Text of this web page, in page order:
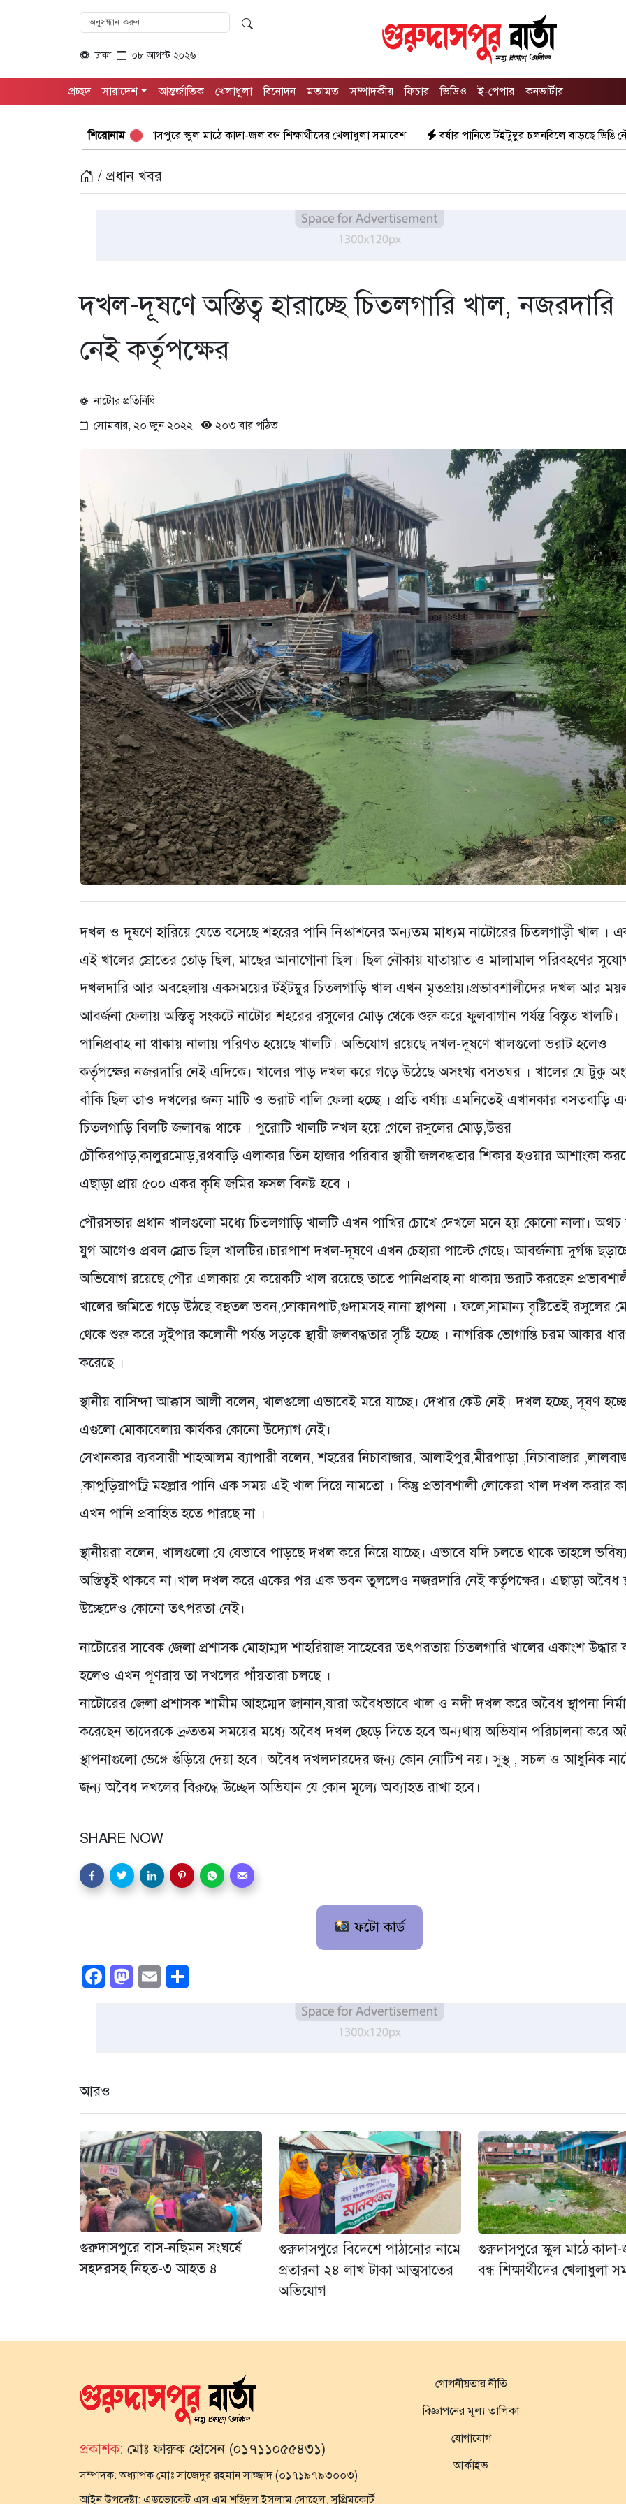
ঢাকা ০৮ আগস্ট ২০২৬
প্রচ্ছদ সারাদেশ আন্তর্জাতিক খেলাধুলা বিনোদন মতামত সম্পাদকীয় ফিচার ভিডিও ই-পেপার কনভার্টার
শিরোনাম
গুরুদাসপুরে স্কুল মাঠে কাদা-জল বন্ধ শিক্ষার্থীদের খেলাধুলা সমাবেশ বর্ষার পানিতে টইটুম্বুর চলনবিলে বাড়ছে ডিঙি নৌকার চাহিদা
/ প্রধান খবর
দখল-দূষণে অস্তিত্ব হারাচ্ছে চিতলগারি খাল, নজরদারি
নেই কর্তৃপক্ষের
নাটোর প্রতিনিধি
সোমবার, ২০ জুন ২০২২
২০৩ বার পঠিত
দখল ও দূষণে হারিয়ে যেতে বসেছে শহরের পানি নিস্কাশনের অন্যতম মাধ্যম নাটোরের চিতলগাড়ী খাল ।
এই খালের স্রোতের তোড় ছিল, মাছের আনাগোনা ছিল। ছিল নৌকায় যাতায়াত ও মালামাল পরিবহণের
দখলদারি আর অবহেলায় একসময়ের টইটম্বুর চিতলগাড়ি খাল এখন মৃতপ্রায়।প্রভাবশালীদের দখল আর
আবর্জনা ফেলায় অস্তিত্ব সংকটে নাটোর শহরের রসুলের মোড় থেকে শুরু করে ফুলবাগান পর্যন্ত বিস্তৃত খালটি।
পানিপ্রবাহ না থাকায় নালায় পরিণত হয়েছে খালটি। অভিযোগ রয়েছে দখল-দূষণে খালগুলো ভরাট হলেও
কর্তৃপক্ষের নজরদারি নেই এদিকে। খালের পাড় দখল করে গড়ে উঠেছে অসংখ্য বসতঘর । খালের যে টুকু
বাঁকি ছিল তাও দখলের জন্য মাটি ও ভরাট বালি ফেলা হচ্ছে । প্রতি বর্ষায় এমনিতেই এখানকার বসতবাড়ি
চিতলগাড়ি বিলটি জলাবদ্ধ থাকে । পুরোটি খালটি দখল হয়ে গেলে রসুলের মোড়,উত্তর
চৌকিরপাড়,কালুরমোড়,রথবাড়ি এলাকার তিন হাজার পরিবার স্থায়ী জলবদ্ধতার শিকার হওয়ার আশাংকা
এছাড়া প্রায় ৫০০ একর কৃষি জমির ফসল বিনষ্ট হবে ।
পৌরসভার প্রধান খালগুলো মধ্যে চিতলগাড়ি খালটি এখন পাখির চোখে দেখলে মনে হয় কোনো নালা।
যুগ আগেও প্রবল স্রোত ছিল খালটির।চারপাশ দখল-দূষণে এখন চেহারা পাল্টে গেছে। আবর্জনায় দুর্গন্ধ
অভিযোগ রয়েছে পৌর এলাকায় যে কয়েকটি খাল রয়েছে তাতে পানিপ্রবাহ না থাকায় ভরাট করছেন
খালের জমিতে গড়ে উঠছে বহুতল ভবন,দোকানপাট,গুদামসহ নানা স্থাপনা । ফলে,সামান্য বৃষ্টিতেই রসুলের
থেকে শুরু করে সুইপার কলোনী পর্যন্ত সড়কে স্থায়ী জলবদ্ধতার সৃষ্টি হচ্ছে । নাগরিক ভোগান্তি চরম আকার
করেছে ।
স্থানীয় বাসিন্দা আক্কাস আলী বলেন, খালগুলো এভাবেই মরে যাচ্ছে। দেখার কেউ নেই। দখল হচ্ছে, দূষণ
এগুলো মোকাবেলায় কার্যকর কোনো উদ্যোগ নেই।
সেখানকার ব্যবসায়ী শাহআলম ব্যাপারী বলেন, শহরের নিচাবাজার, আলাইপুর,মীরপাড়া ,নিচাবাজার
,কাপুড়িয়াপট্রি মহল্লার পানি এক সময় এই খাল দিয়ে নামতো । কিন্তু প্রভাবশালী লোকেরা খাল দখল করার
এখন পানি প্রবাহিত হতে পারছে না ।
স্থানীয়রা বলেন, খালগুলো যে যেভাবে পাড়ছে দখল করে নিয়ে যাচ্ছে। এভাবে যদি চলতে থাকে তাহলে
অস্তিত্বই থাকবে না।খাল দখল করে একের পর এক ভবন তুললেও নজরদারি নেই কর্তৃপক্ষের। এছাড়া অবৈধ
উচ্ছেদেও কোনো তৎপরতা নেই।
নাটোরের সাবেক জেলা প্রশাসক মোহাম্মদ শাহরিয়াজ সাহেবের তৎপরতায় চিতলগারি খালের একাংশ উদ্ধার
হলেও এখন পূণরায় তা দখলের পাঁয়তারা চলছে ।
নাটোরের জেলা প্রশাসক শামীম আহম্মেদ জানান,যারা অবৈধভাবে খাল ও নদী দখল করে অবৈধ স্থাপনা
করেছেন তাদেরকে দ্রুততম সময়ের মধ্যে অবৈধ দখল ছেড়ে দিতে হবে অন্যথায় অভিযান পরিচালনা করে
স্থাপনাগুলো ভেঙ্গে গুঁড়িয়ে দেয়া হবে। অবৈধ দখলদারদের জন্য কোন নোটিশ নয়। সুস্থ , সচল ও আধুনিক
জন্য অবৈধ দখলের বিরুদ্ধে উচ্ছেদ অভিযান যে কোন মূল্যে অব্যাহত রাখা হবে।
SHARE NOW
ফটো কার্ড
Facebook
Mastodon
Email
আরও
গুরুদাসপুরে বাস-নছিমন সংঘর্ষে
সহদরসহ নিহত-৩ আহত ৪
গুরুদাসপুরে বিদেশে পাঠানোর নামে
প্রতারনা ২৪ লাখ টাকা আত্মসাতের
অভিযোগ
গুরুদাসপুরে স্কুল মাঠে
বন্ধ শিক্ষার্থীদের খেলাধুলা
প্রকাশক: মোঃ ফারুক হোসেন (০১৭১১০৫৫৪৩১)
সম্পাদক:অধ্যাপক মোঃ সাজেদুর রহমান সাজ্জাদ (০১৭১৯৭৯৩০০৩)
আইন উপদেষ্টা: এডভোকেট এস এম শহিদুল ইসলাম সোহেল, সুপ্রিমকোর্ট
গোপনীয়তার নীতি
বিজ্ঞাপনের মূল্য তালিকা
যোগাযোগ
আর্কাইভ